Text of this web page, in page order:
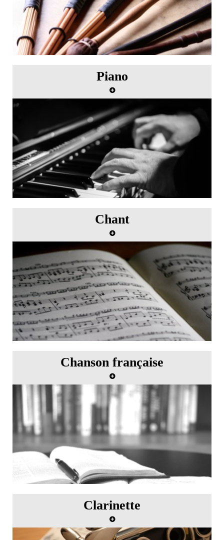
Piano
Chant
Master class de chant avec Tom Krause
Chanson française
Master class de chanson française avec Dominique
Desmons
Clarinette
Atelier de clarinette avec Paul Meyer